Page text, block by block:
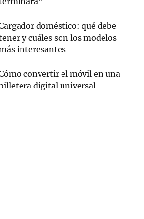
doméstico: qué debe
y cuáles son los modelos
interesantes
convertir el móvil en una
digital universal